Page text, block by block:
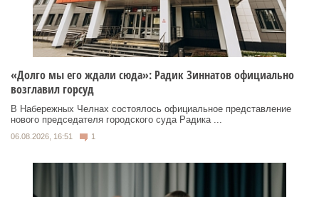
«Долго мы его ждали сюда»: Радик Зиннатов официально
возглавил горсуд
В Набережных Челнах состоялось официальное представление
нового председателя городского суда Радика ...
06.08.2026, 16:51 1